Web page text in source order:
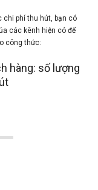
chi phí thu hút, bạn có
các kênh hiện có để
công thức:
hàng: số lượng